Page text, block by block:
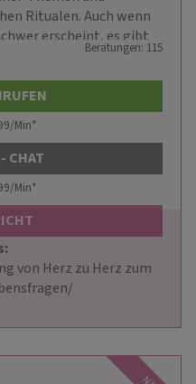
Ritualen. Auch wenn
erscheint, es gibt
Weg. Ich begleite dich
Herz auf deinem Weg.
Beratungen: 115
Min*
CHAT
Min*